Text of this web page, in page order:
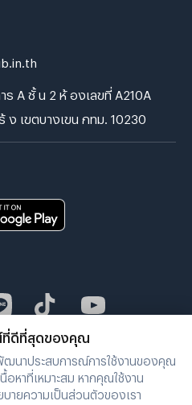
ร A ชั้ น 2 ห้ องเลขที่ A210A
เขตบางเขน กทม. 10230
ที่ดีที่สุดของคุณ
ฒนาประสบการณ์การใช้งานของคุณ
นื้อหาที่เหมาะสม หากคุณใช้งาน
ายความเป็นส่วนตัวของเรา